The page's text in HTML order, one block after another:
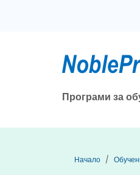
Програми за
Начало